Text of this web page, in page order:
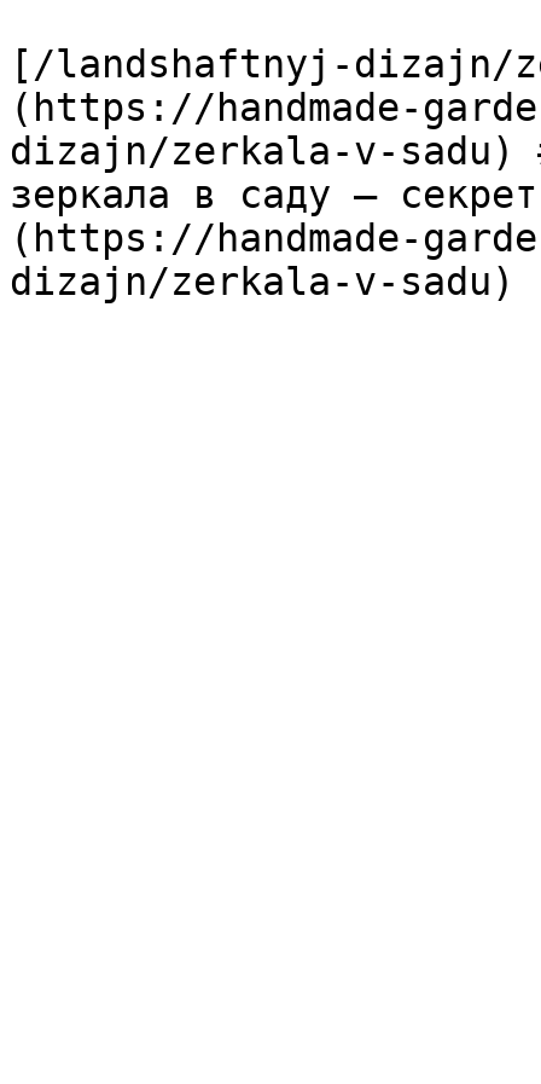
[/landshaftnyj-dizajn/
(https://handmade-
dizajn/zerkala-v-sadu)
зеркала в саду —
(https://handmade-